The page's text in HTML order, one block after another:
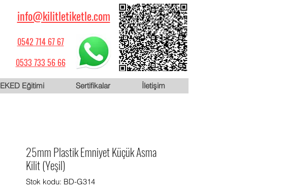
info@kilitletiketle.com
0542 714 67 67
0533 733 56 66
EKED Eğitimi Sertifikalar İletişim
25mm Plastik Emniyet Küçük Asma
Kilit (Yeşil)
Stok kodu: BD-G314